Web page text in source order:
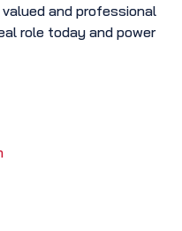
and professional
role today and power